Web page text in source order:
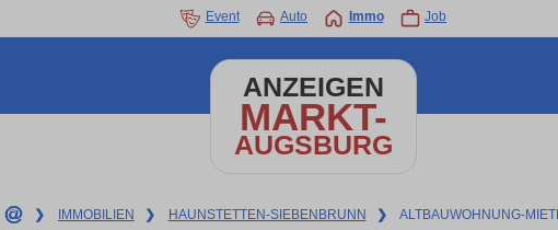
Event Auto Immo Job
ANZEIGEN
MARKT-
AUGSBURG
❯ IMMOBILIEN ❯ HAUNSTETTEN-SIEBENBRUNN ❯ ALTBAUWOHNUNG-